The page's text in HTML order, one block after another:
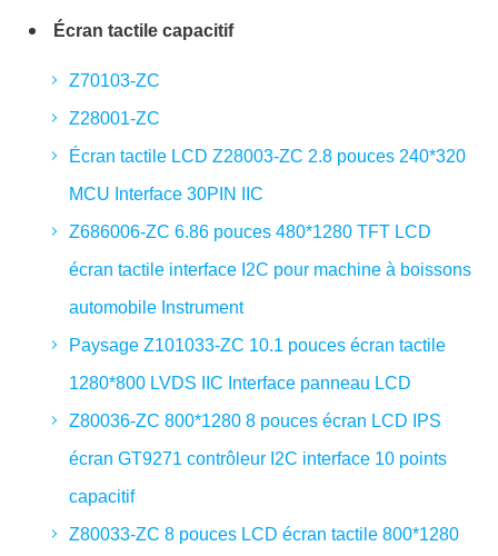
Écran tactile capacitif
Z70103-ZC
Z28001-ZC
Écran tactile LCD Z28003-ZC 2.8 pouces 240*320
MCU Interface 30PIN IIC
Z686006-ZC 6.86 pouces 480*1280 TFT LCD
écran tactile interface I2C pour machine à boissons
automobile Instrument
Paysage Z101033-ZC 10.1 pouces écran tactile
1280*800 LVDS IIC Interface panneau LCD
Z80036-ZC 800*1280 8 pouces écran LCD IPS
écran GT9271 contrôleur I2C interface 10 points
capacitif
Z80033-ZC 8 pouces LCD écran tactile 800*1280